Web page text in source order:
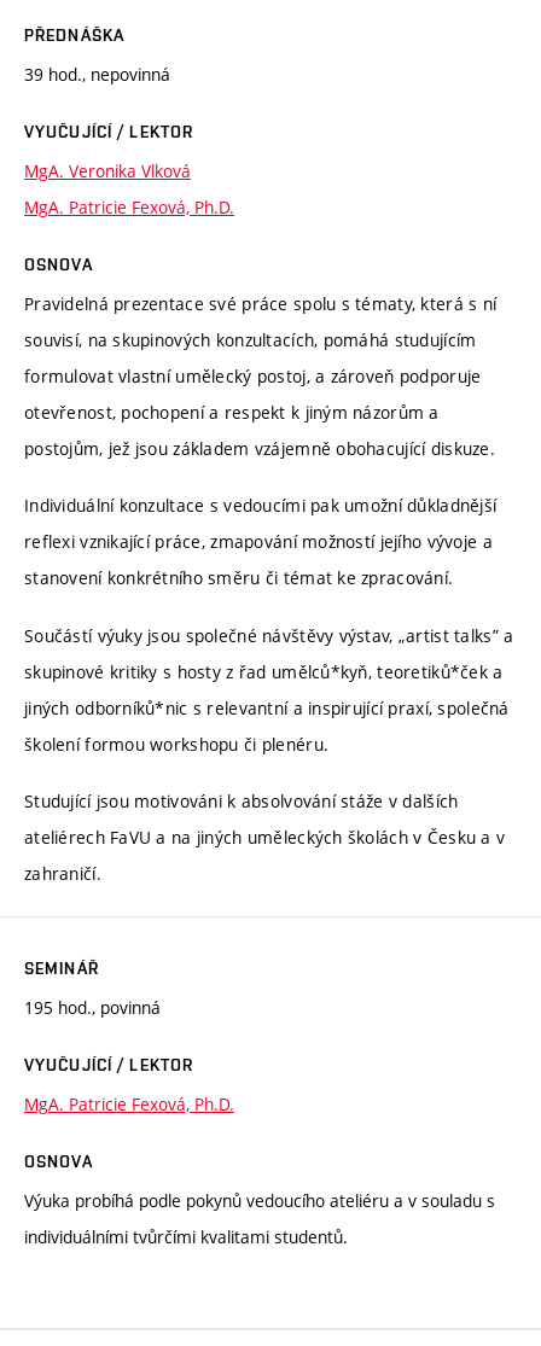
PŘEDNÁŠKA
39 hod., nepovinná
VYUČUJÍCÍ / LEKTOR
MgA. Veronika Vlková
MgA. Patricie Fexová, Ph.D.
OSNOVA
Pravidelná prezentace své práce spolu s tématy, která s ní
souvisí, na skupinových konzultacích, pomáhá studujícím
formulovat vlastní umělecký postoj, a zároveň podporuje
otevřenost, pochopení a respekt k jiným názorům a
postojům, jež jsou základem vzájemně obohacující diskuze.
Individuální konzultace s vedoucími pak umožní důkladnější
reflexi vznikající práce, zmapování možností jejího vývoje a
stanovení konkrétního směru či témat ke zpracování.
Součástí výuky jsou společné návštěvy výstav, „artist talks” a
skupinové kritiky s hosty z řad umělců*kyň, teoretiků*ček a
jiných odborníků*nic s relevantní a inspirující praxí, společná
školení formou workshopu či plenéru.
Studující jsou motivováni k absolvování stáže v dalších
ateliérech FaVU a na jiných uměleckých školách v Česku a v
zahraničí.
SEMINÁŘ
195 hod., povinná
VYUČUJÍCÍ / LEKTOR
MgA. Patricie Fexová, Ph.D.
OSNOVA
Výuka probíhá podle pokynů vedoucího ateliéru a v souladu s
individuálními tvůrčími kvalitami studentů.